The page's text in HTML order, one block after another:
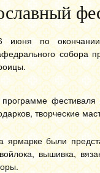
июня по окончании
собора
фестиваля
творческие
ярмарке были
вышивка,